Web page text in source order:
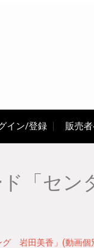
イン/登録 販売
「セン
岩田美香」(動画個